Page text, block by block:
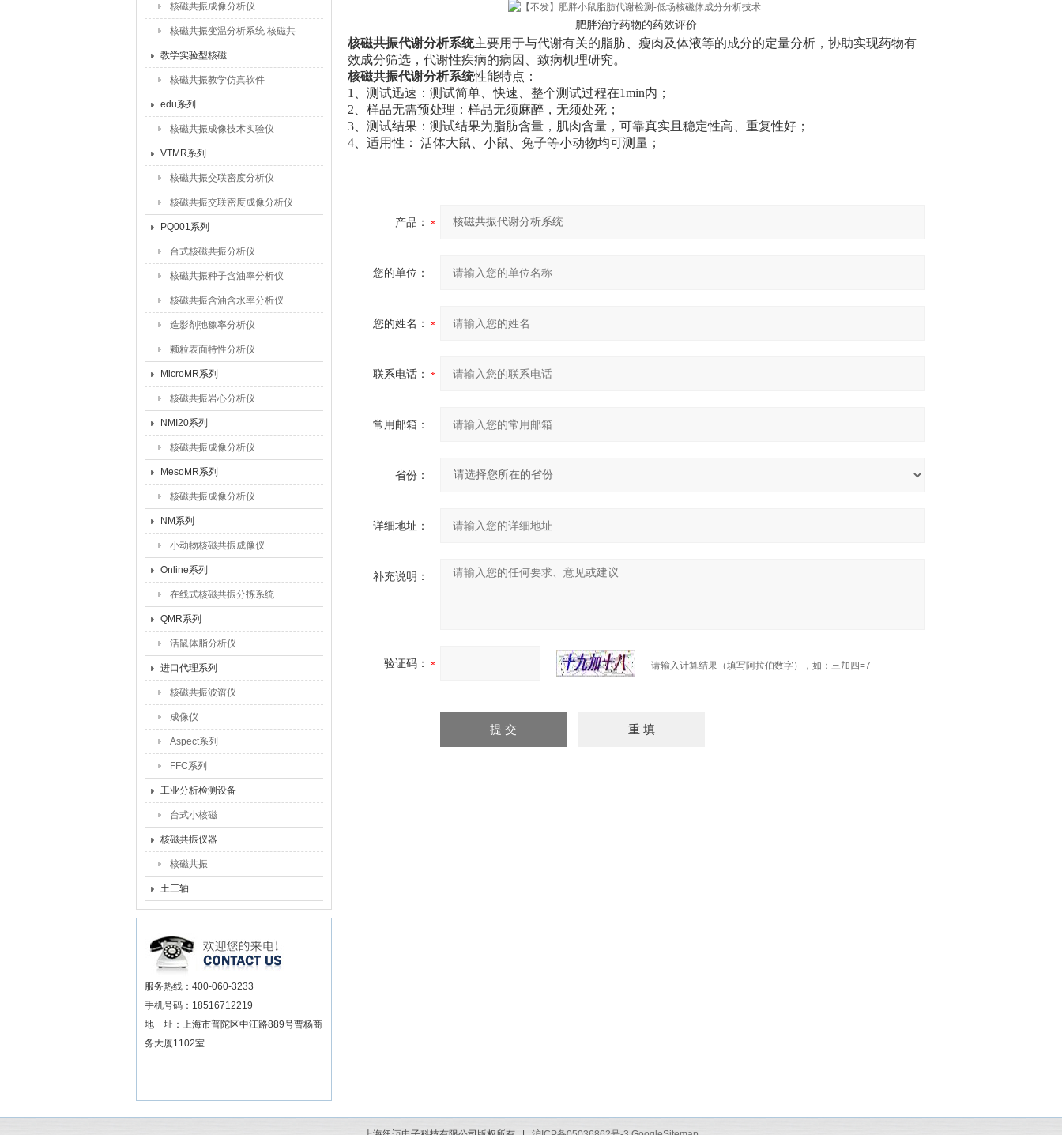
核磁共振成像分析仪
核磁共振变温分析系统 核磁共
振交联密度仪
教学实验型核磁
核磁共振教学仿真软件
edu系列
核磁共振成像技术实验仪
VTMR系列
核磁共振交联密度分析仪
核磁共振交联密度成像分析仪
PQ001系列
台式核磁共振分析仪
核磁共振种子含油率分析仪
核磁共振含油含水率分析仪
造影剂弛豫率分析仪
颗粒表面特性分析仪
MicroMR系列
核磁共振岩心分析仪
NMI20系列
核磁共振成像分析仪
MesoMR系列
核磁共振成像分析仪
NM系列
小动物核磁共振成像仪
Online系列
在线式核磁共振分拣系统
QMR系列
活鼠体脂分析仪
进口代理系列
核磁共振波谱仪
成像仪
Aspect系列
FFC系列
工业分析检测设备
台式小核磁
核磁共振仪器
核磁共振
土三轴
服务热线：400-060-3233
手机号码：18516712219
地 址：上海市普陀区中江路889号曹杨商
务大厦1102室
肥胖治疗药物的药效评价
核磁共振代谢分析系统主要用于与代谢有关的脂肪、瘦肉及体液等的成分的定量分析，协助实现药物有
效成分筛选，代谢性疾病的病因、致病机理研究。
核磁共振代谢分析系统性能特点：
1、测试迅速：测试简单、快速、整个测试过程在1min内；
2、样品无需预处理：样品无须麻醉，无须处死；
3、测试结果：测试结果为脂肪含量，肌肉含量，可靠真实且稳定性高、重复性好；
4、适用性： 活体大鼠、小鼠、兔子等小动物均可测量；
产品：
您的单位：
您的姓名：
联系电话：
常用邮箱：
省份：
详细地址：
补充说明：
验证码： 请输入计算结果（填写阿拉伯数字），如：三加四=7